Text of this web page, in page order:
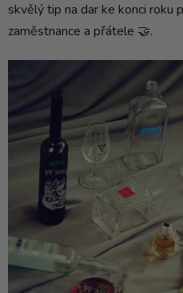
skvělý tip na dar ke konci roku
zaměstnance a přátele 🤝.